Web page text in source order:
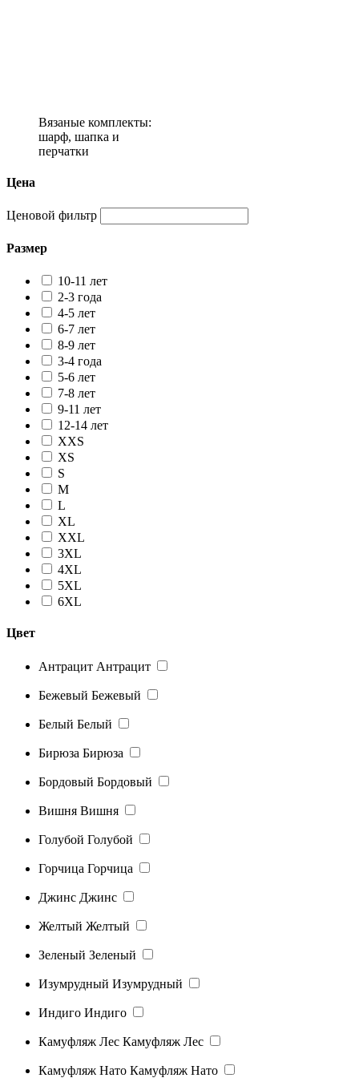
Вязаные комплекты:
шарф, шапка и
перчатки
Цена
Ценовой фильтр
Размер
10-11 лет
2-3 года
4-5 лет
6-7 лет
8-9 лет
3-4 года
5-6 лет
7-8 лет
9-11 лет
12-14 лет
XXS
XS
S
M
L
XL
XXL
3XL
4XL
5XL
6XL
Цвет
Антрацит Антрацит
Бежевый Бежевый
Белый Белый
Бирюза Бирюза
Бордовый Бордовый
Вишня Вишня
Голубой Голубой
Горчица Горчица
Джинс Джинс
Желтый Желтый
Зеленый Зеленый
Изумрудный Изумрудный
Индиго Индиго
Камуфляж Лес Камуфляж Лес
Камуфляж Нато Камуфляж Нато